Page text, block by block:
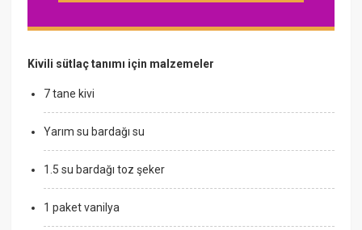
Kivili sütlaç tanımı için malzemeler
7 tane kivi
Yarım su bardağı su
1.5 su bardağı toz şeker
1 paket vanilya